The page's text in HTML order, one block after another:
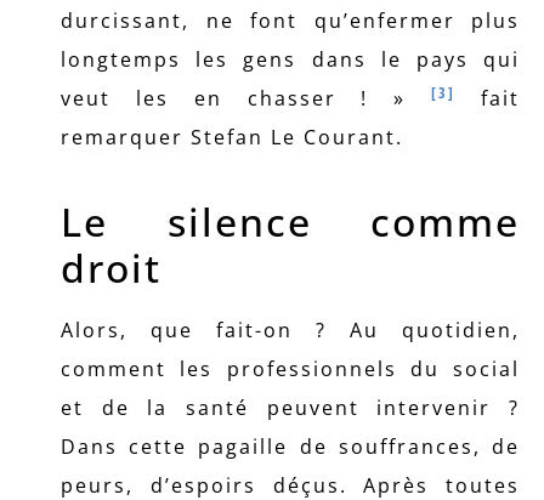
durcissant, ne font qu’enfermer plus
longtemps les gens dans le pays qui
veut les en chasser ! »[3]
fait
remarquer Stefan Le Courant.
Le silence comme
droit
Alors, que fait-on ? Au quotidien,
comment les professionnels du social
et de la santé peuvent intervenir ?
Dans cette pagaille de souffrances, de
peurs, d’espoirs déçus. Après toutes